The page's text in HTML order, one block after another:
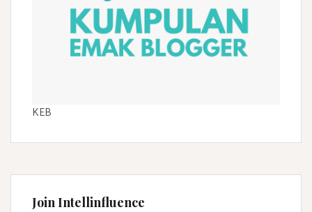
KEB
Join Intellinfluence